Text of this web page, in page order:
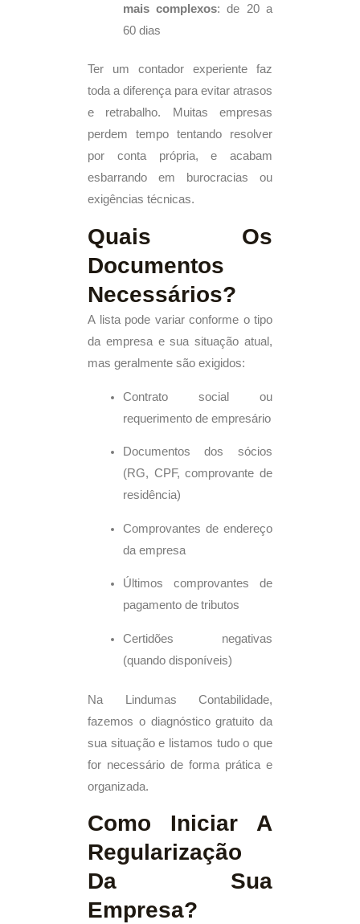
mais complexos: de 20 a
60 dias
Ter um contador experiente faz
toda a diferença para evitar atrasos
e retrabalho. Muitas empresas
perdem tempo tentando resolver
por conta própria, e acabam
esbarrando em burocracias ou
exigências técnicas.
Quais Os
Documentos
Necessários?
A lista pode variar conforme o tipo
da empresa e sua situação atual,
mas geralmente são exigidos:
Contrato social ou
requerimento de empresário
Documentos dos sócios
(RG, CPF, comprovante de
residência)
Comprovantes de endereço
da empresa
Últimos comprovantes de
pagamento de tributos
Certidões negativas
(quando disponíveis)
Na Lindumas Contabilidade,
fazemos o diagnóstico gratuito da
sua situação e listamos tudo o que
for necessário de forma prática e
organizada.
Como Iniciar A
Regularização
Da Sua
Empresa?